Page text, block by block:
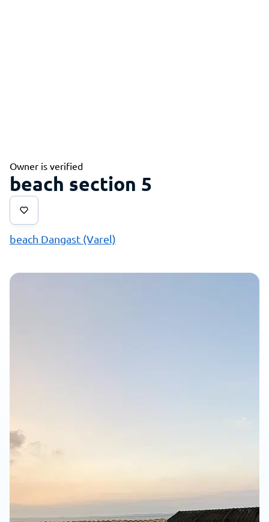
Owner is verified
beach section 5
beach Dangast (Varel)